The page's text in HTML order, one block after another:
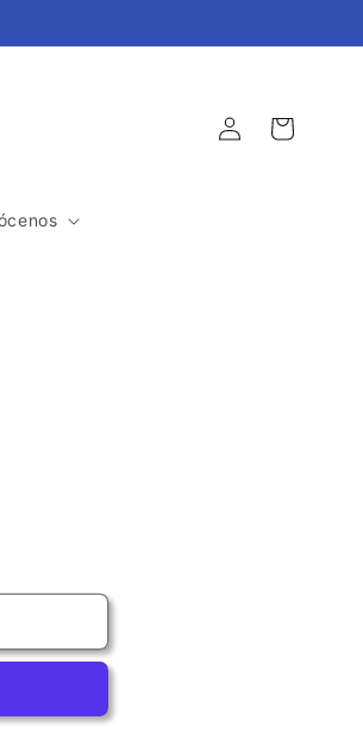
Iniciar
sesión
Carrito